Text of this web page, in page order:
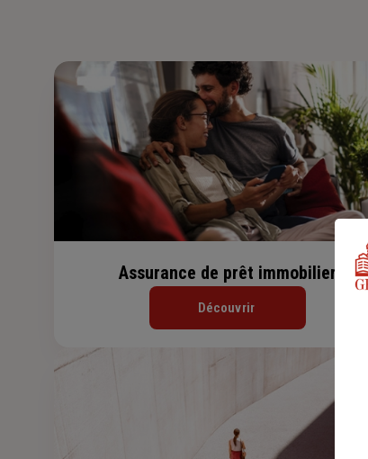
Assurance de prêt immobilier
Découvrir